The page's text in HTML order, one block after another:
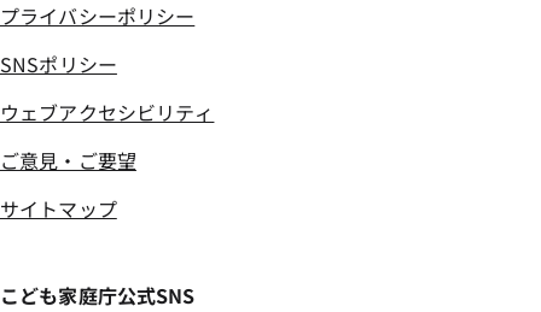
プライバシーポリシー
SNSポリシー
ウェブアクセシビリティ
ご意見・ご要望
サイトマップ
こども家庭庁公式SNS